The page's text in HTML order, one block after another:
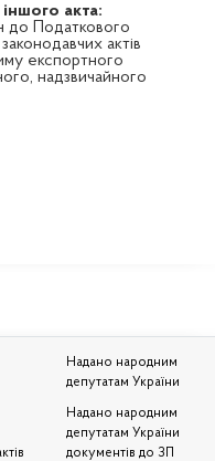
акта:
до Податкового
актів
експортного
надзвичайного
Надано народним
депутатам України
Надано народним
депутатам України
документів до ЗП